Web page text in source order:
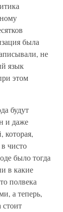
была
не
язык
этом
будут
и даже
которая,
чисто
было тогда
в какие
полвека
а теперь,
стоит